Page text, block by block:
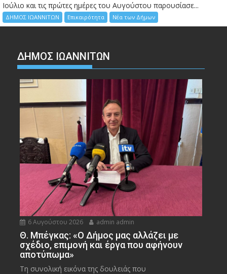
Ιούλιο και τις πρώτες ημέρες του Αυγούστου παρουσίασε...
ΔΗΜΟΣ ΙΩΑΝΝΙΤΩΝ Επικαιρότητα Νέα των Δήμων
ΔΗΜΟΣ ΙΩΑΝΝΙΤΩΝ
6 Αυγούστου 2026 admin admin
Θ. Μπέγκας: «Ο Δήμος μας αλλάζει με
σχέδιο, επιμονή και έργα που αφήνουν
αποτύπωμα»
Τη συνολική εικόνα της δουλειάς που